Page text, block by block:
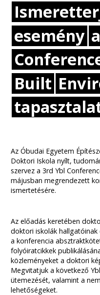
esemény a
Built
Az Óbudai Egyetem
Doktori Iskola nyílt,
szervez a 3rd Ybl
májusban megrendezett
ismertetésére.
Az előadás keretében
doktori iskolák
a konferencia
folyóiratcikkek
közleményeket a doktori
Megvitatjuk a következő
ütemezését, valamint a
lehetőségeket.